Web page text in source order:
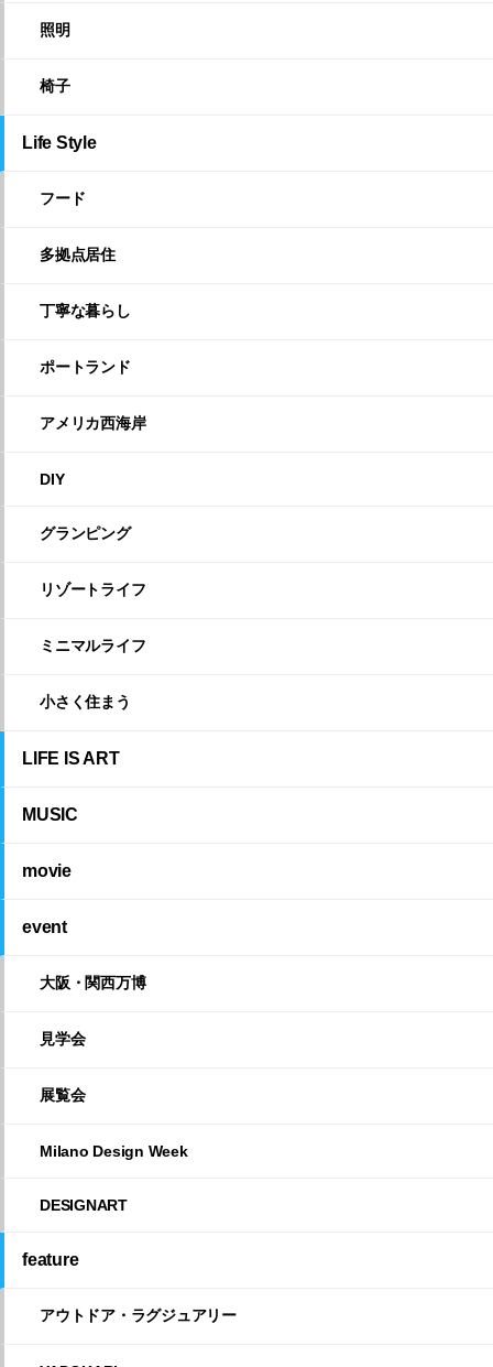
照明
椅子
Life Style
フード
多拠点居住
丁寧な暮らし
ポートランド
アメリカ西海岸
DIY
グランピング
リゾートライフ
ミニマルライフ
小さく住まう
LIFE IS ART
MUSIC
movie
event
大阪・関西万博
見学会
展覧会
Milano Design Week
DESIGNART
feature
アウトドア・ラグジュアリー